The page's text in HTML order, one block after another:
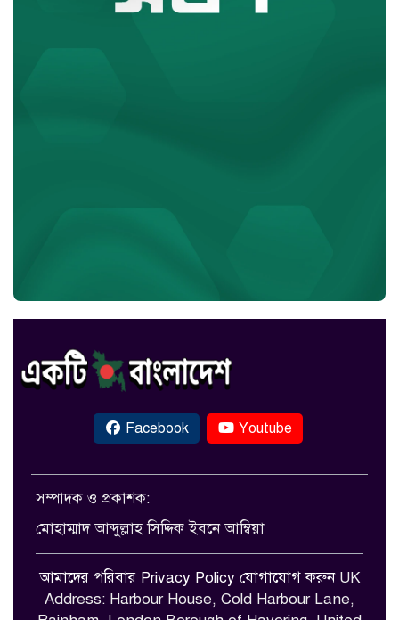
Facebook Youtube
সম্পাদক ও প্রকাশক:
মোহাম্মাদ আব্দুল্লাহ সিদ্দিক ইবনে আম্বিয়া
আমাদের পরিবার Privacy Policy যোগাযোগ করুনUK
Address: Harbour House, Cold Harbour Lane,